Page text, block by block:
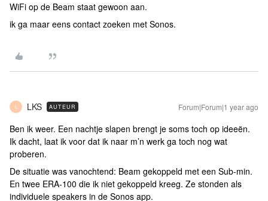
WiFi op de Beam staat gewoon aan.
ik ga maar eens contact zoeken met Sonos.
L LKS AUTEUR Forum|Forum|1 year ago
Ben ik weer. Een nachtje slapen brengt je soms toch op ideeën.
Ik dacht, laat ik voor dat ik naar m’n werk ga toch nog wat
proberen.
De situatie was vanochtend: Beam gekoppeld met een Sub-min.
En twee ERA-100 die ik niet gekoppeld kreeg. Ze stonden als
individuele speakers in de Sonos app.